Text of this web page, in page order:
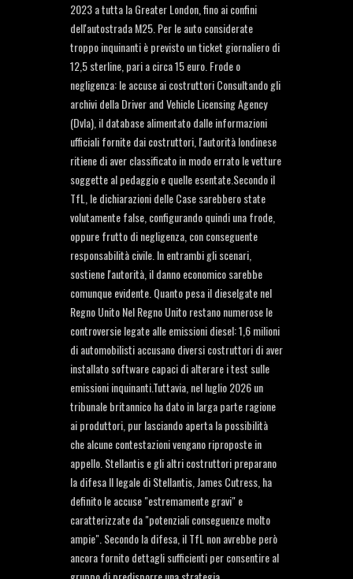
2023 a tutta la Greater London, fino ai confini
dell'autostrada M25. Per le auto considerate
troppo inquinanti è previsto un ticket giornaliero di
12,5 sterline, pari a circa 15 euro. Frode o
negligenza: le accuse ai costruttori Consultando gli
archivi della Driver and Vehicle Licensing Agency
(Dvla), il database alimentato dalle informazioni
ufficiali fornite dai costruttori, l'autorità londinese
ritiene di aver classificato in modo errato le vetture
soggette al pedaggio e quelle esentate.Secondo il
TfL, le dichiarazioni delle Case sarebbero state
volutamente false, configurando quindi una frode,
oppure frutto di negligenza, con conseguente
responsabilità civile. In entrambi gli scenari,
sostiene l'autorità, il danno economico sarebbe
comunque evidente. Quanto pesa il dieselgate nel
Regno Unito Nel Regno Unito restano numerose le
controversie legate alle emissioni diesel: 1,6 milioni
di automobilisti accusano diversi costruttori di aver
installato software capaci di alterare i test sulle
emissioni inquinanti.Tuttavia, nel luglio 2026 un
tribunale britannico ha dato in larga parte ragione
ai produttori, pur lasciando aperta la possibilità
che alcune contestazioni vengano riproposte in
appello. Stellantis e gli altri costruttori preparano
la difesa Il legale di Stellantis, James Cutress, ha
definito le accuse "estremamente gravi" e
caratterizzate da "potenziali conseguenze molto
ampie". Secondo la difesa, il TfL non avrebbe però
ancora fornito dettagli sufficienti per consentire al